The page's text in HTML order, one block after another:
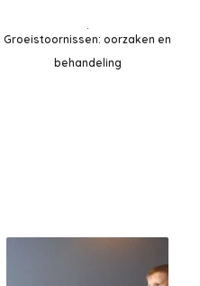
Groeistoornissen: oorzaken en
behandeling